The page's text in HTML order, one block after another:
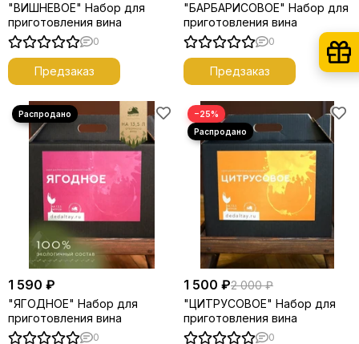
"ВИШНЕВОЕ" Набор для
приготовления вина
0
Предзаказ
"БАРБАРИСОВОЕ" Набор для
приготовления вина
0
Предзаказ
1 590 ₽
"ЯГОДНОЕ" Набор для
приготовления вина
0
−25%
1 500 ₽2 000 ₽
"ЦИТРУСОВОЕ" Набор для
приготовления вина
0